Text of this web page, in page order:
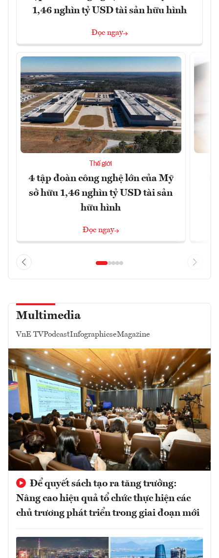
1,46 nghìn tỷ USD tài sản hữu hình
Đọc ngay
Thế giới
4 tập đoàn công nghệ lớn của Mỹ
sở hữu 1,46 nghìn tỷ USD tài sản
hữu hình
Đọc ngay
Multimedia
VnE TVPodcastInfographicseMagazine
Để quyết sách tạo ra tăng trưởng:
Nâng cao hiệu quả tổ chức thực hiện các
chủ trương phát triển trong giai đoạn mới